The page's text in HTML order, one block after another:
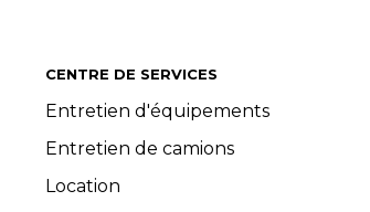
CENTRE DE SERVICES
Entretien d'équipements
Entretien de camions
Location